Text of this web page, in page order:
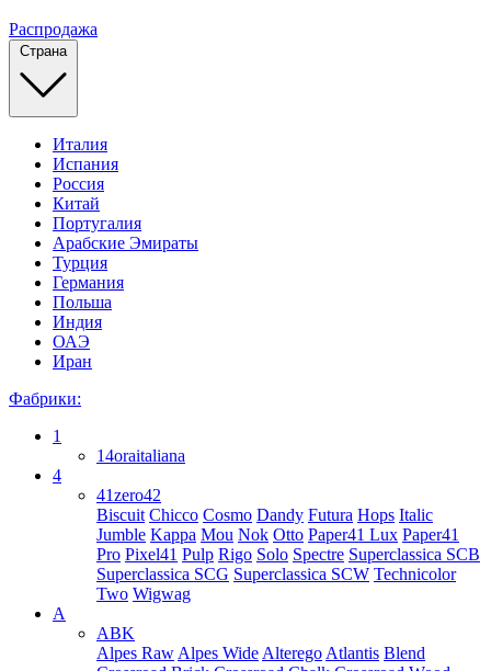
Распродажа
Страна
Италия
Испания
Россия
Китай
Португалия
Арабские Эмираты
Турция
Германия
Польша
Индия
ОАЭ
Иран
Фабрики:
1
14oraitaliana
4
41zero42
Biscuit Chicco Cosmo Dandy Futura Hops Italic
Jumble Kappa Mou Nok Otto Paper41 Lux Paper41
Pro Pixel41 Pulp Rigo Solo Spectre Superclassica SCB
Superclassica SCG Superclassica SCW Technicolor
Two Wigwag
A
ABK
Alpes Raw Alpes Wide Alterego Atlantis Blend